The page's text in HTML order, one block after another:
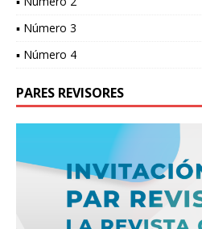
▪ Número 3
▪ Número 4
PARES REVISORES